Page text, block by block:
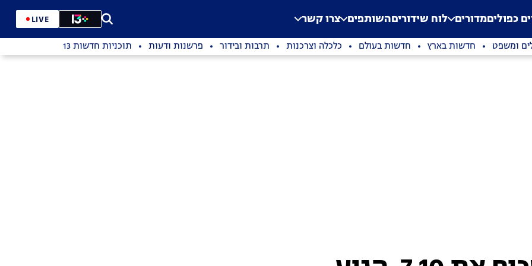
Application error: a
. כפוליםמדורים לוח שידוריםהשותפים צרו קשר LIVE
ומשפט חדשות בארץ חדשות בעולם כלכלה וצרכנות תרבות ובידור פרשנות ודעות תוכניות חדשות 13